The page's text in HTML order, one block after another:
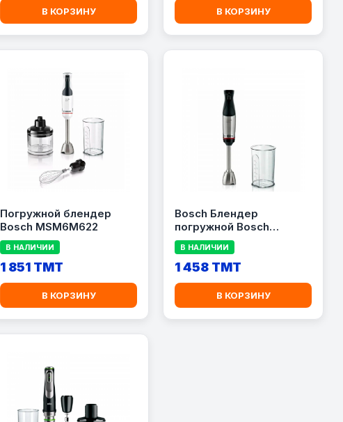
В КОРЗИНУ В КОРЗИНУ
Погружной блендер
Bosch MSM6M622
В НАЛИЧИИ
1 851 TMT
В КОРЗИНУ
Bosch Блендер
погружной Bosch
MSM6M610
В НАЛИЧИИ
1 458 TMT
В КОРЗИНУ